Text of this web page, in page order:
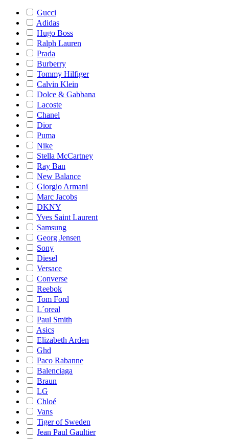
Gucci
Adidas
Hugo Boss
Ralph Lauren
Prada
Burberry
Tommy Hilfiger
Calvin Klein
Dolce & Gabbana
Lacoste
Chanel
Dior
Puma
Nike
Stella McCartney
Ray Ban
New Balance
Giorgio Armani
Marc Jacobs
DKNY
Yves Saint Laurent
Samsung
Georg Jensen
Sony
Diesel
Versace
Converse
Reebok
Tom Ford
L´oreal
Paul Smith
Asics
Elizabeth Arden
Ghd
Paco Rabanne
Balenciaga
Braun
LG
Chloé
Vans
Tiger of Sweden
Jean Paul Gaultier